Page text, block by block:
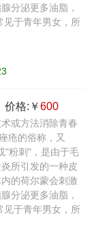
分泌更多油脂，
见于青年男女，所
价格:￥600
或方法消除青春
疮的俗称，又
"粉刺"，是由于毛
所引发的一种皮
的荷尔蒙会刺激
分泌更多油脂，
见于青年男女，所